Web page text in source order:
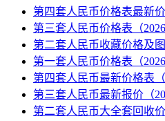
第四套人民币价格表最新价
第三套人民币价格表（2026
第二套人民币收藏价格及图
第一套人民币价格表（2026
第四套人民币最新价格表（
第三套人民币最新报价（
第二套人民币大全套回收价